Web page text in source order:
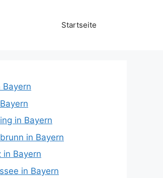
Startseite
Bayern
in Bayern
in Bayern
in Bayern
in Bayern